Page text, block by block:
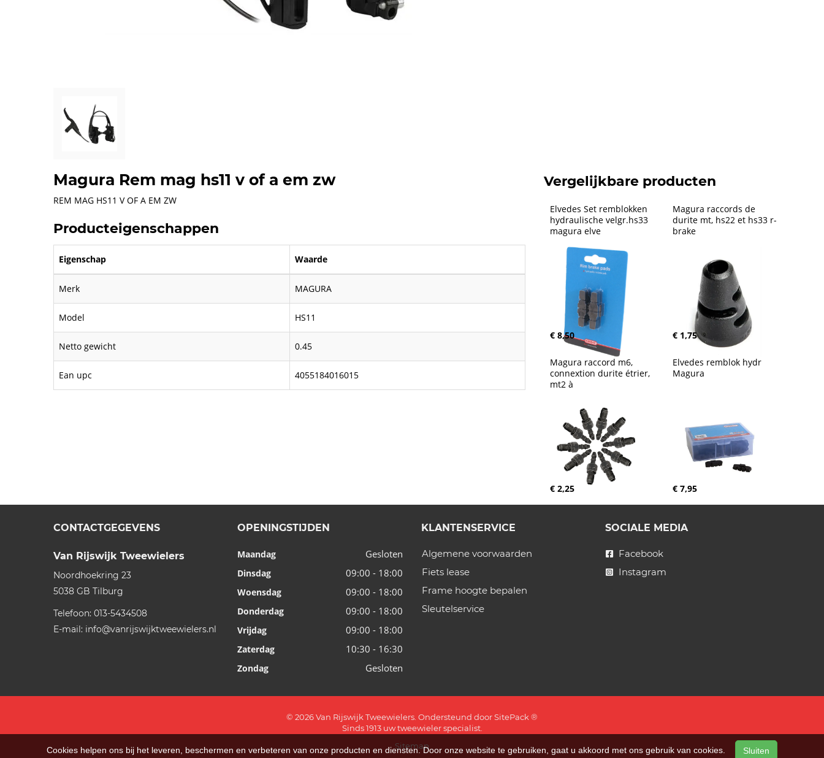
Magura Rem mag hs11 v of a em zw
REM MAG HS11 V OF A EM ZW
Producteigenschappen
Eigenschap Waarde
Merk MAGURA
Model HS11
Netto gewicht 0.45
Ean upc 4055184016015
Vergelijkbare producten
Elvedes Set remblokken
hydraulische velgr.hs33
magura elve
€ 8,50
Magura raccords de
durite mt, hs22 et hs33 r-
brake
€ 1,75
Magura raccord m6,
connextion durite étrier,
mt2 à
€ 2,25
Elvedes remblok hydr
Magura
€ 7,95
CONTACTGEGEVENS
Van Rijswijk Tweewielers
Noordhoekring 23
5038 GB Tilburg
Telefoon: 013-5434508
E-mail: info@vanrijswijktweewielers.nl
OPENINGSTIJDEN
Maandag Gesloten
Dinsdag 09:00 - 18:00
Woensdag 09:00 - 18:00
Donderdag 09:00 - 18:00
Vrijdag 09:00 - 18:00
Zaterdag 10:30 - 16:30
Zondag Gesloten
KLANTENSERVICE
Algemene voorwaarden
Fiets lease
Frame hoogte bepalen
Sleutelservice
SOCIALE MEDIA
Facebook
Instagram
© 2026 Van Rijswijk Tweewielers. Ondersteund doorSitePack ®
Sinds 1913 uw tweewieler specialist.
Sitemap
Cookies helpen ons bij het leveren, beschermen en verbeteren van onze producten en diensten. Door onze website te gebruiken, gaat u akkoord met ons gebruik van cookies. Sluiten